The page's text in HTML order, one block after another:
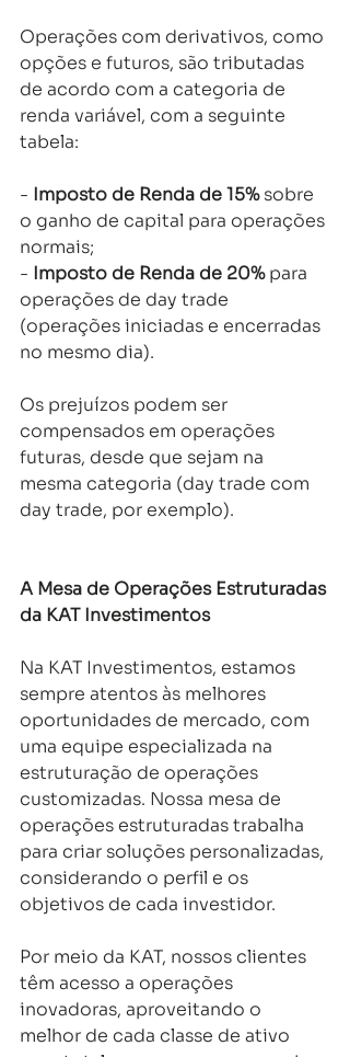
Operações com derivativos, como
opções e futuros, são tributadas
de acordo com a categoria de
renda variável, com a seguinte
tabela:
- Imposto de Renda de 15% sobre
o ganho de capital para operações
normais;
- Imposto de Renda de 20% para
operações de day trade
(operações iniciadas e encerradas
no mesmo dia).
Os prejuízos podem ser
compensados em operações
futuras, desde que sejam na
mesma categoria (day trade com
day trade, por exemplo).
A Mesa de Operações Estruturadas
da KAT Investimentos
Na KAT Investimentos, estamos
sempre atentos às melhores
oportunidades de mercado, com
uma equipe especializada na
estruturação de operações
customizadas. Nossa mesa de
operações estruturadas trabalha
para criar soluções personalizadas,
considerando o perfil e os
objetivos de cada investidor.
Por meio da KAT, nossos clientes
têm acesso a operações
inovadoras, aproveitando o
melhor de cada classe de ativo